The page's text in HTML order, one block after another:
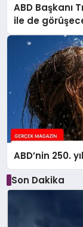
ABD Başkanı
ile de
ABD’nin 250.
Son Dakika